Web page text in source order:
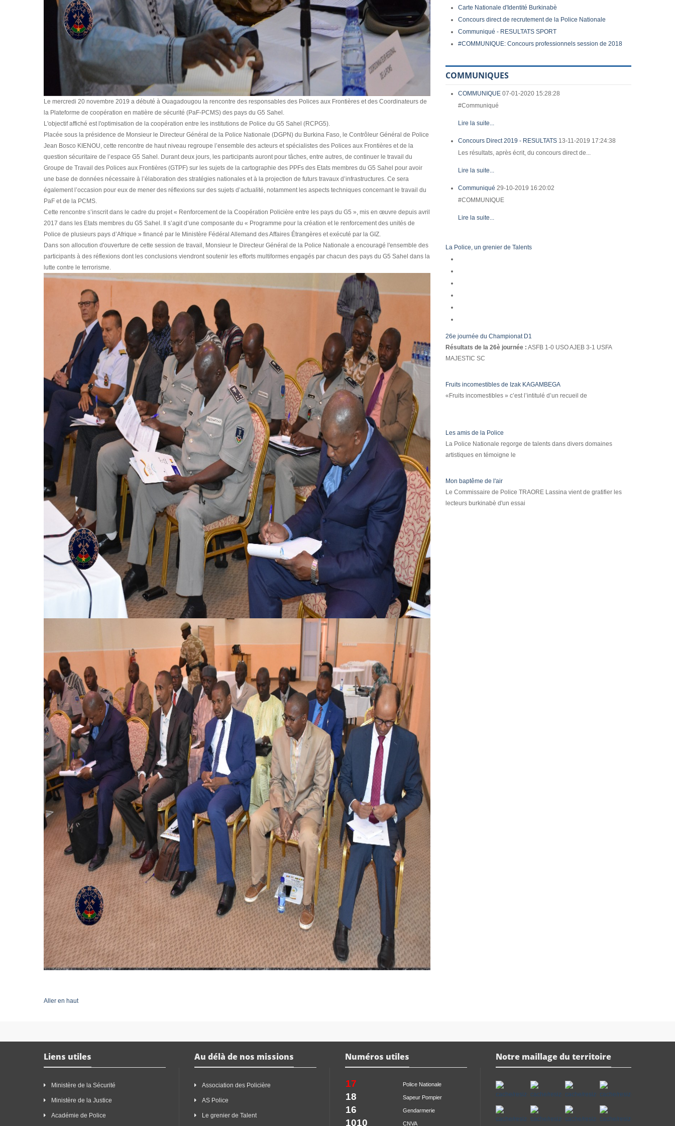
Le mercredi 20 novembre 2019 a débuté à Ouagadougou la rencontre des responsables des Polices aux Frontières et des Coordinateurs de
la Plateforme de coopération en matière de sécurité (PaF-PCMS) des pays du G5 Sahel.
L'objectif affiché est l'optimisation de la coopération entre les institutions de Police du G5 Sahel (RCPG5).
Placée sous la présidence de Monsieur le Directeur Général de la Police Nationale (DGPN) du Burkina Faso, le Contrôleur Général de Police
Jean Bosco KIENOU, cette rencontre de haut niveau regroupe l’ensemble des acteurs et spécialistes des Polices aux Frontières et de la
question sécuritaire de l’espace G5 Sahel. Durant deux jours, les participants auront pour tâches, entre autres, de continuer le travail du
Groupe de Travail des Polices aux Frontières (GTPF) sur les sujets de la cartographie des PPFs des Etats membres du G5 Sahel pour avoir
une base de données nécessaire à l’élaboration des stratégies nationales et à la projection de futurs travaux d’infrastructures. Ce sera
également l’occasion pour eux de mener des réflexions sur des sujets d’actualité, notamment les aspects techniques concernant le travail du
PaF et de la PCMS.
Cette rencontre s’inscrit dans le cadre du projet « Renforcement de la Coopération Policière entre les pays du G5 », mis en œuvre depuis avril
2017 dans les Etats membres du G5 Sahel. Il s’agit d’une composante du « Programme pour la création et le renforcement des unités de
Police de plusieurs pays d’Afrique » financé par le Ministère Fédéral Allemand des Affaires Étrangères et exécuté par la GIZ.
Dans son allocution d'ouverture de cette session de travail, Monsieur le Directeur Général de la Police Nationale a encouragé l'ensemble des
participants à des réflexions dont les conclusions viendront soutenir les efforts multiformes engagés par chacun des pays du G5 Sahel dans la
lutte contre le terrorisme.
Aller en haut
Carte Nationale d'Identité Burkinabè
Concours direct de recrutement de la Police Nationale
Communiqué - RESULTATS SPORT
#COMMUNIQUE: Concours professionnels session de 2018
COMMUNIQUES
COMMUNIQUE 07-01-2020 15:28:28
#Communiqué
Lire la suite...
Concours Direct 2019 - RESULTATS 13-11-2019 17:24:38
Les résultats, après écrit, du concours direct de...
Lire la suite...
Communiqué 29-10-2019 16:20:02
#COMMUNIQUE
Lire la suite...
La Police, un grenier de Talents
26e journée du Championat D1
Résultats de la 26è journée : ASFB 1-0 USO AJEB 3-1 USFA
MAJESTIC SC
Fruits incomestibles de Izak KAGAMBEGA
«Fruits incomestibles » c’est l’intitulé d’un recueil de
Les amis de la Police
La Police Nationale regorge de talents dans divers domaines
artistiques en témoigne le
Mon baptême de l'air
Le Commissaire de Police TRAORE Lassina vient de gratifier les
lecteurs burkinabè d'un essai
Liens utiles
Ministère de la Sécurité
Ministère de la Justice
Académie de Police
Au délà de nos missions
Association des Policière
AS Police
Le grenier de Talent
Numéros utiles
17 Police Nationale
18 Sapeur Pompier
16 Gendarmerie
1010 CNVA
Notre maillage du territoire